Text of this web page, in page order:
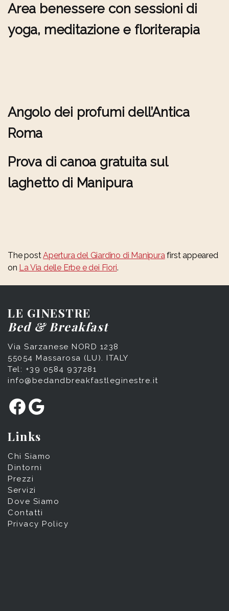
Area benessere con sessioni di
yoga, meditazione e floriterapia
Angolo dei profumi dell’Antica
Roma
Prova di canoa gratuita sul
laghetto di Manipura
The postApertura del Giardino di Manipura first appeared
on La Via delle Erbe e dei Fiori.
LE GINESTRE
Bed & Breakfast
Via Sarzanese NORD 1238
55054 Massarosa (LU). ITALY
Tel: +39 0584 937281
info@bedandbreakfastleginestre.it
Facebook Google
Links
Chi Siamo
Dintorni
Prezzi
Servizi
Dove Siamo
Contatti
Privacy Policy